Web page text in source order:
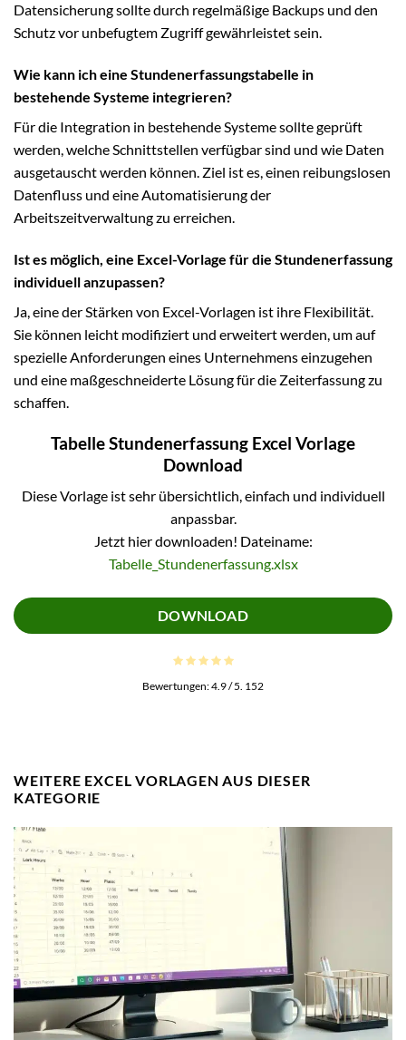
Datensicherung sollte durch regelmäßige Backups und den
Schutz vor unbefugtem Zugriff gewährleistet sein.
Wie kann ich eine Stundenerfassungstabelle in
bestehende Systeme integrieren?
Für die Integration in bestehende Systeme sollte geprüft
werden, welche Schnittstellen verfügbar sind und wie Daten
ausgetauscht werden können. Ziel ist es, einen reibungslosen
Datenfluss und eine Automatisierung der
Arbeitszeitverwaltung zu erreichen.
Ist es möglich, eine Excel-Vorlage für die Stundenerfassung
individuell anzupassen?
Ja, eine der Stärken von Excel-Vorlagen ist ihre Flexibilität.
Sie können leicht modifiziert und erweitert werden, um auf
spezielle Anforderungen eines Unternehmens einzugehen
und eine maßgeschneiderte Lösung für die Zeiterfassung zu
schaffen.
Tabelle Stundenerfassung Excel Vorlage
Download
Diese Vorlage ist sehr übersichtlich, einfach und individuell
anpassbar.
Jetzt hier downloaden! Dateiname:
Tabelle_Stundenerfassung.xlsx
DOWNLOAD
Bewertungen:4.9/ 5. 152
WEITERE EXCEL VORLAGEN AUS DIESER
KATEGORIE